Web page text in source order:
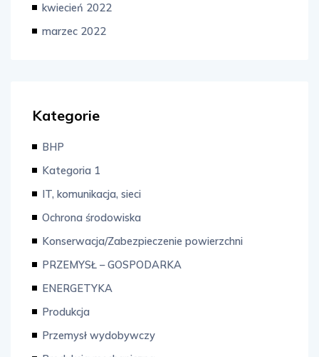
kwiecień 2022
marzec 2022
Kategorie
BHP
Kategoria 1
IT, komunikacja, sieci
Ochrona środowiska
Konserwacja/Zabezpieczenie powierzchni
PRZEMYSŁ – GOSPODARKA
ENERGETYKA
Produkcja
Przemysł wydobywczy